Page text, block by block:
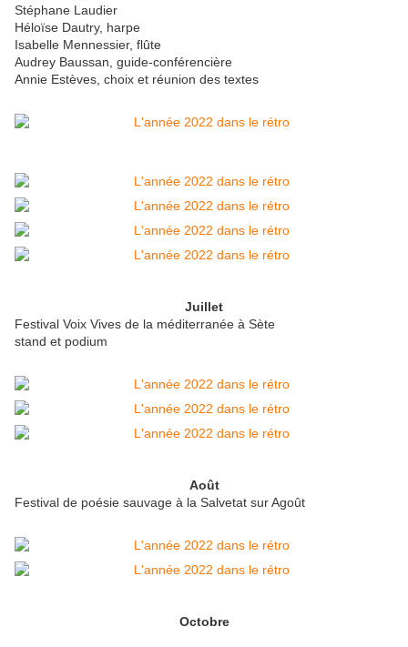
Stéphane Laudier
Héloïse Dautry, harpe
Isabelle Mennessier, flûte
Audrey Baussan, guide-conférencière
Annie Estèves, choix et réunion des textes
Juillet
Festival Voix Vives de la méditerranée à Sète
stand et podium
Août
Festival de poésie sauvage à la Salvetat sur Agoût
Octobre